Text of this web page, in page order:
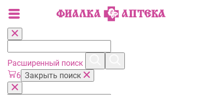
Расширенный поиск
6 Закрыть поиск